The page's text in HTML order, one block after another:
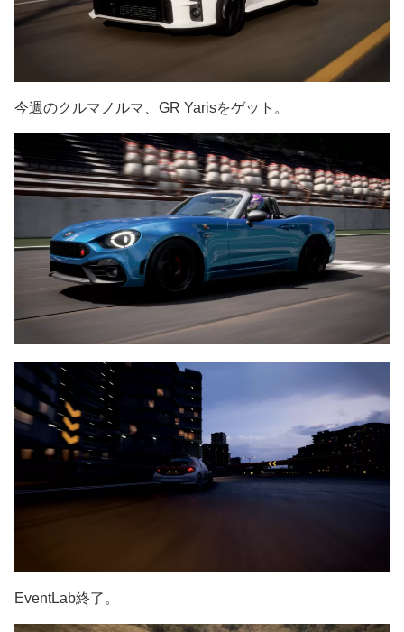
今週のクルマノルマ、GR Yarisをゲット。
EventLab終了。